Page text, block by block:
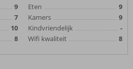
9
7
10
8
Eten
9
Kamers
9
Kindvriendelijk
-
Wifi kwaliteit
8